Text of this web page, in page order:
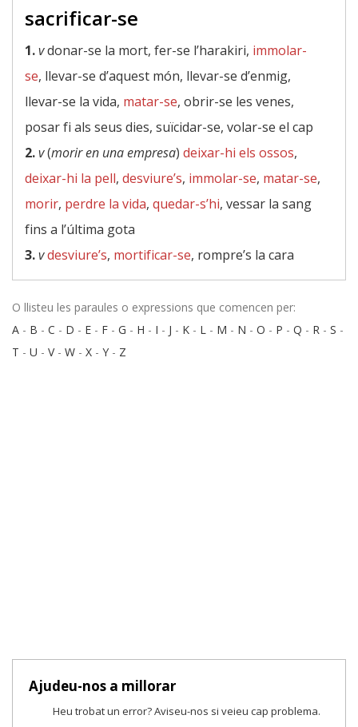
sacrificar-se
1.vdonar-se la mort, fer-se l’harakiri, immolar-
se, llevar-se d’aquest món, llevar-se d’enmig,
llevar-se la vida, matar-se, obrir-se les venes,
posar fi als seus dies, suïcidar-se, volar-se el cap
2.v(morir en una empresa) deixar-hi els ossos,
deixar-hi la pell, desviure’s, immolar-se, matar-se,
morir, perdre la vida, quedar-s’hi, vessar la sang
fins a l’última gota
3.vdesviure’s, mortificar-se, rompre’s la cara
O llisteu les paraules o expressions que comencen per:
A - B - C - D - E - F - G - H - I - J - K - L - M - N - O - P - Q - R - S -
T - U - V- W - X - Y - Z
Ajudeu-nos a millorar
Heu trobat un error? Aviseu-nos si veieu cap problema.